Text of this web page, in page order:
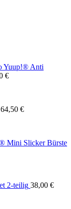
Yuup!® Anti
€
€
Mini Slicker Bürste
2-teilig 38,00 €